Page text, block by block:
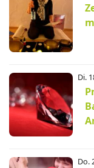
Di.
Do.